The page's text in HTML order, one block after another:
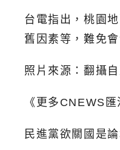
台電指出，桃園
舊因素等，難免
照片來源：翻攝
《更多CNEWS匯
民進黨欲關國是